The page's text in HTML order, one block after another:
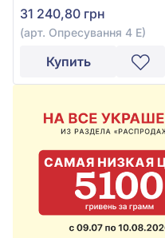
31 240,80 грн
(арт. Опресування 4 Е)
Купить